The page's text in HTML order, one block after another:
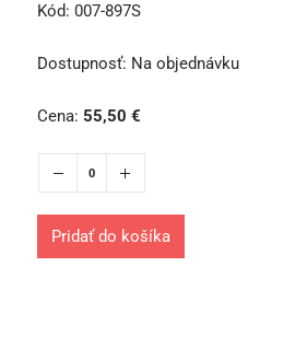
Kód: 007-897S
Dostupnosť: Na objednávku
Cena: 55,50 €
Pridať do košíka